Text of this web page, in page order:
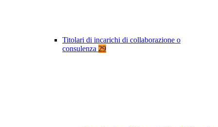
Titolari di incarichi di collaborazione o
consulenza 29